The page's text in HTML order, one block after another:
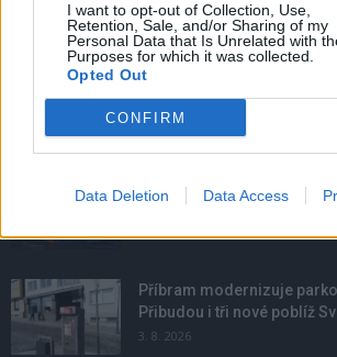
I want to opt-out of Collection, Use,
Retention, Sale, and/or Sharing of my
Personal Data that Is Unrelated with
Purposes for which it was collected.
Opted Out
CONFIRM
Data Deletion Data Access
NOVINKY
Obděnice vzpomínaly na
6. 8. 2026
Většina koupališť na
podmínky. Horší voda je
Příbram modernizuje
Přibudou i tři nové poblíž
3. 8. 2026